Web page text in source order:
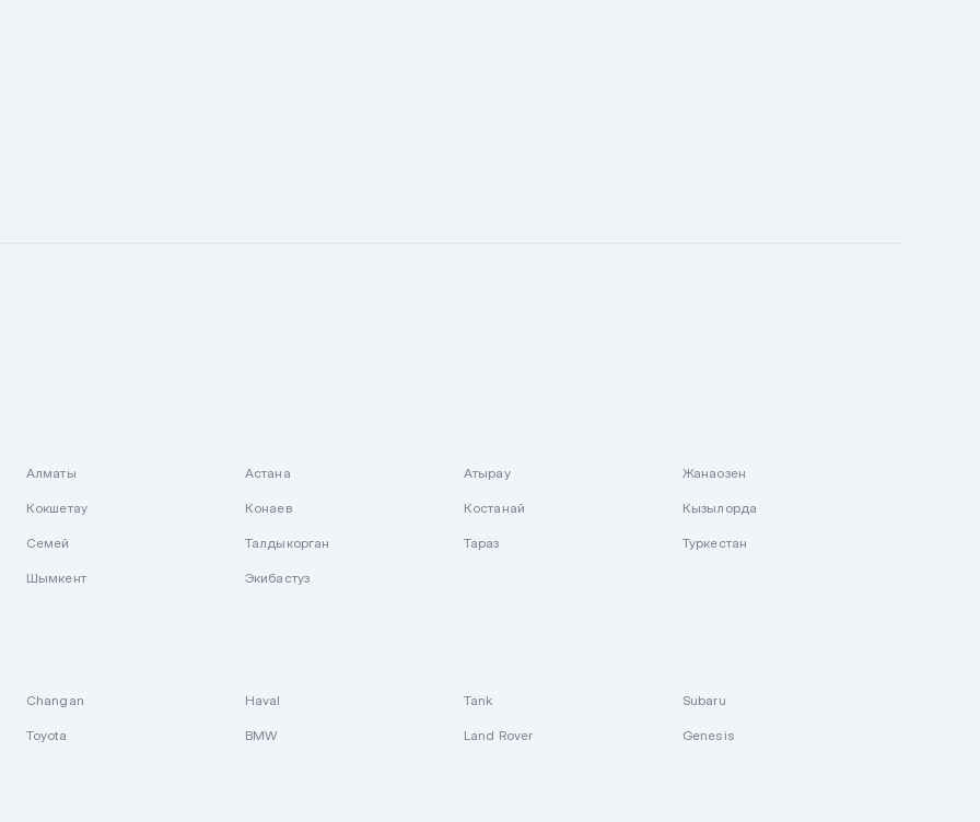
Алматы Астана Атырау Жанаозен
Кокшетау Конаев Костанай Кызылорда
Семей Талдыкорган Тараз Туркестан
Шымкент Экибастуз
Changan Haval Tank Subaru
Toyota BMW Land Rover Genesis